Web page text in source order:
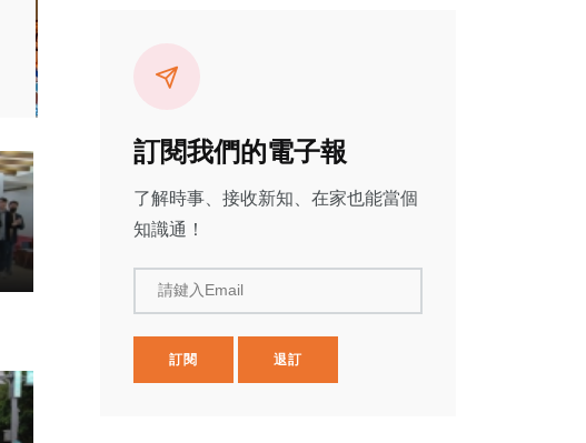
訂閱我們的電子報
了解時事、接收新知、在家也能當個
知識通！
請鍵入Email
訂閱 退訂